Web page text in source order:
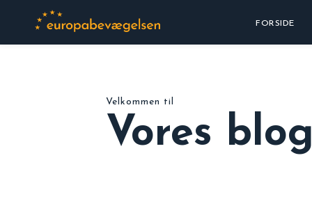
FORSIDE
Velkommen til
Vores blog